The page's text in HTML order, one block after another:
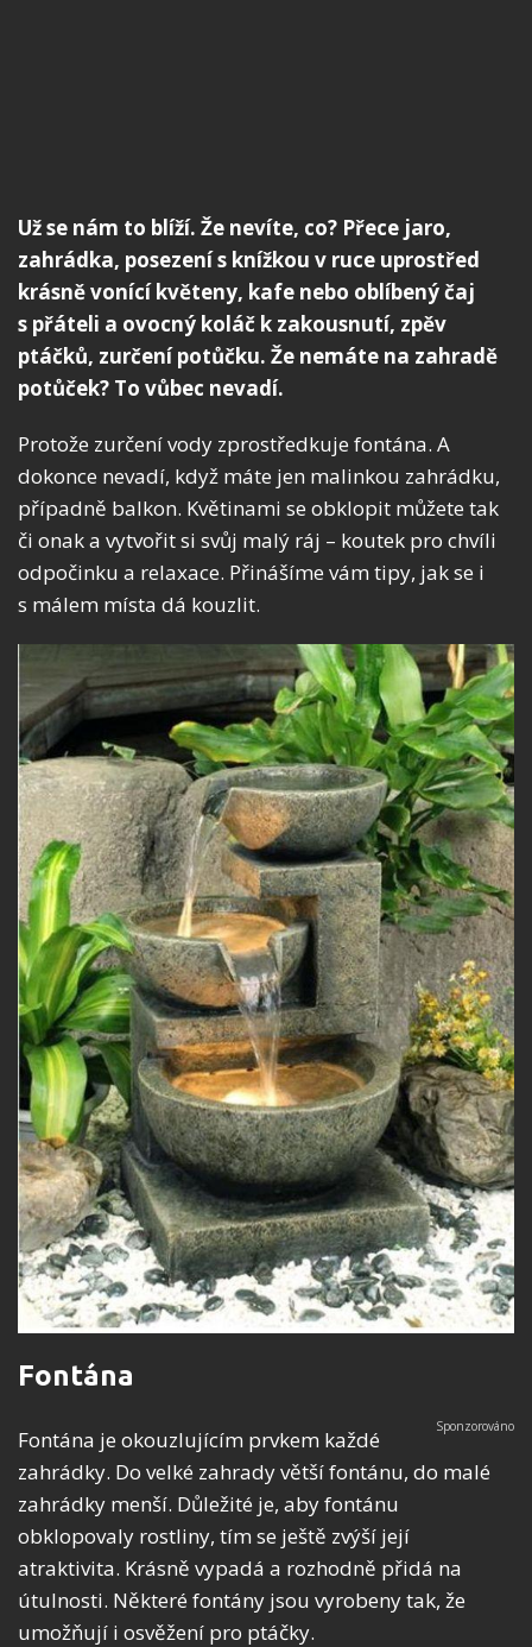
Už se nám to blíží. Že nevíte, co? Přece jaro,
zahrádka, posezení s knížkou v ruce uprostřed
krásně vonící květeny, kafe nebo oblíbený čaj
s přáteli a ovocný koláč k zakousnutí, zpěv
ptáčků, zurčení potůčku. Že nemáte na zahradě
potůček? To vůbec nevadí.
Protože zurčení vody zprostředkuje fontána. A
dokonce nevadí, když máte jen malinkou zahrádku,
případně balkon. Květinami se obklopit můžete tak
či onak a vytvořit si svůj malý ráj – koutek pro chvíli
odpočinku a relaxace. Přinášíme vám tipy, jak se i
s málem místa dá kouzlit.
Fontána
Fontána je okouzlujícím prvkem každé
zahrádky. Do velké zahrady větší fontánu, do malé
zahrádky menší. Důležité je, aby fontánu
obklopovaly rostliny, tím se ještě zvýší její
atraktivita. Krásně vypadá a rozhodně přidá na
útulnosti. Některé fontány jsou vyrobeny tak, že
umožňují i osvěžení pro ptáčky.